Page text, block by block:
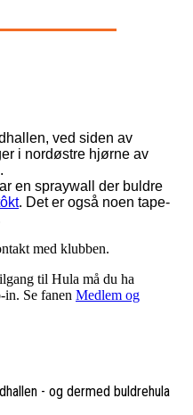
ved siden av
i nordøstre hjørne av
.
en spraywall der buldre
. Det er også noen tape-
med klubben.
til Hula må du ha
in. Se fanen Medlem og
- og dermed buldrehula